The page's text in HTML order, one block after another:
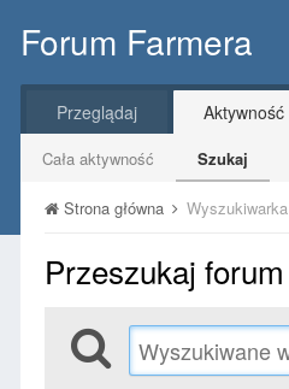
Forum Farmera
Przeglądaj Aktywność
Cała aktywność Szukaj
Strona główna Wyszukiwarka
Przeszukaj forum